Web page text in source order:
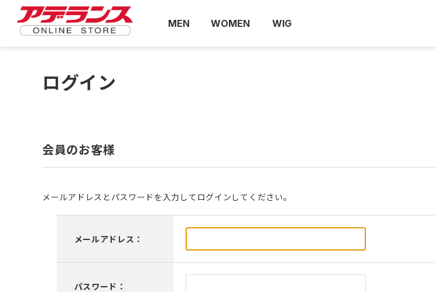
MEN WOMEN WIG
ログイン
会員のお客様
メールアドレスとパスワードを入力してログインしてください。
メールアドレス：
パスワード：